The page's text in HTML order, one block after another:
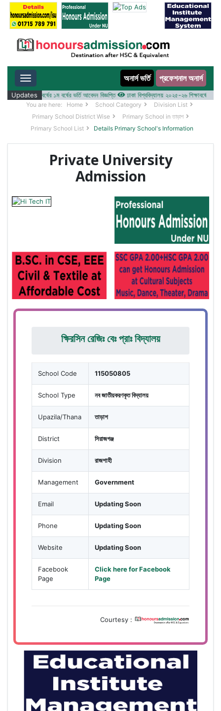
Toggle navigation অনার্স ভর্তি প্রফেশনাল অনার্স
Updates
২০২৫-২৬ শিক্ষাবর্ষের ১ম বর্ষের ভর্তি আবেদন বিজ্ঞপ্তি ঢাকা বিশ্ববিদ্যালয় ২০২৫-২৬ শিক্ষাবর্ষে
You are here: Home School Category
Division List
Primary School District Wise
Primary School in তাড়াশ
Primary School List
Details Primary School's Information
Private University
Admission
ক্ষিরসিন রেজিঃ বেঃ প্রাঃ বিদ্যালয়
School Code 115050805
School Type নব জাতীয়করণকৃত বিদ্যালয়
Upazila/Thana তাড়াশ
District সিরাজগঞ্জ
Division রাজশাহী
Management Government
Email Updating Soon
Phone Updating Soon
Website Updating Soon
Facebook
Page
Click here for Facebook
Page
Courtesy :